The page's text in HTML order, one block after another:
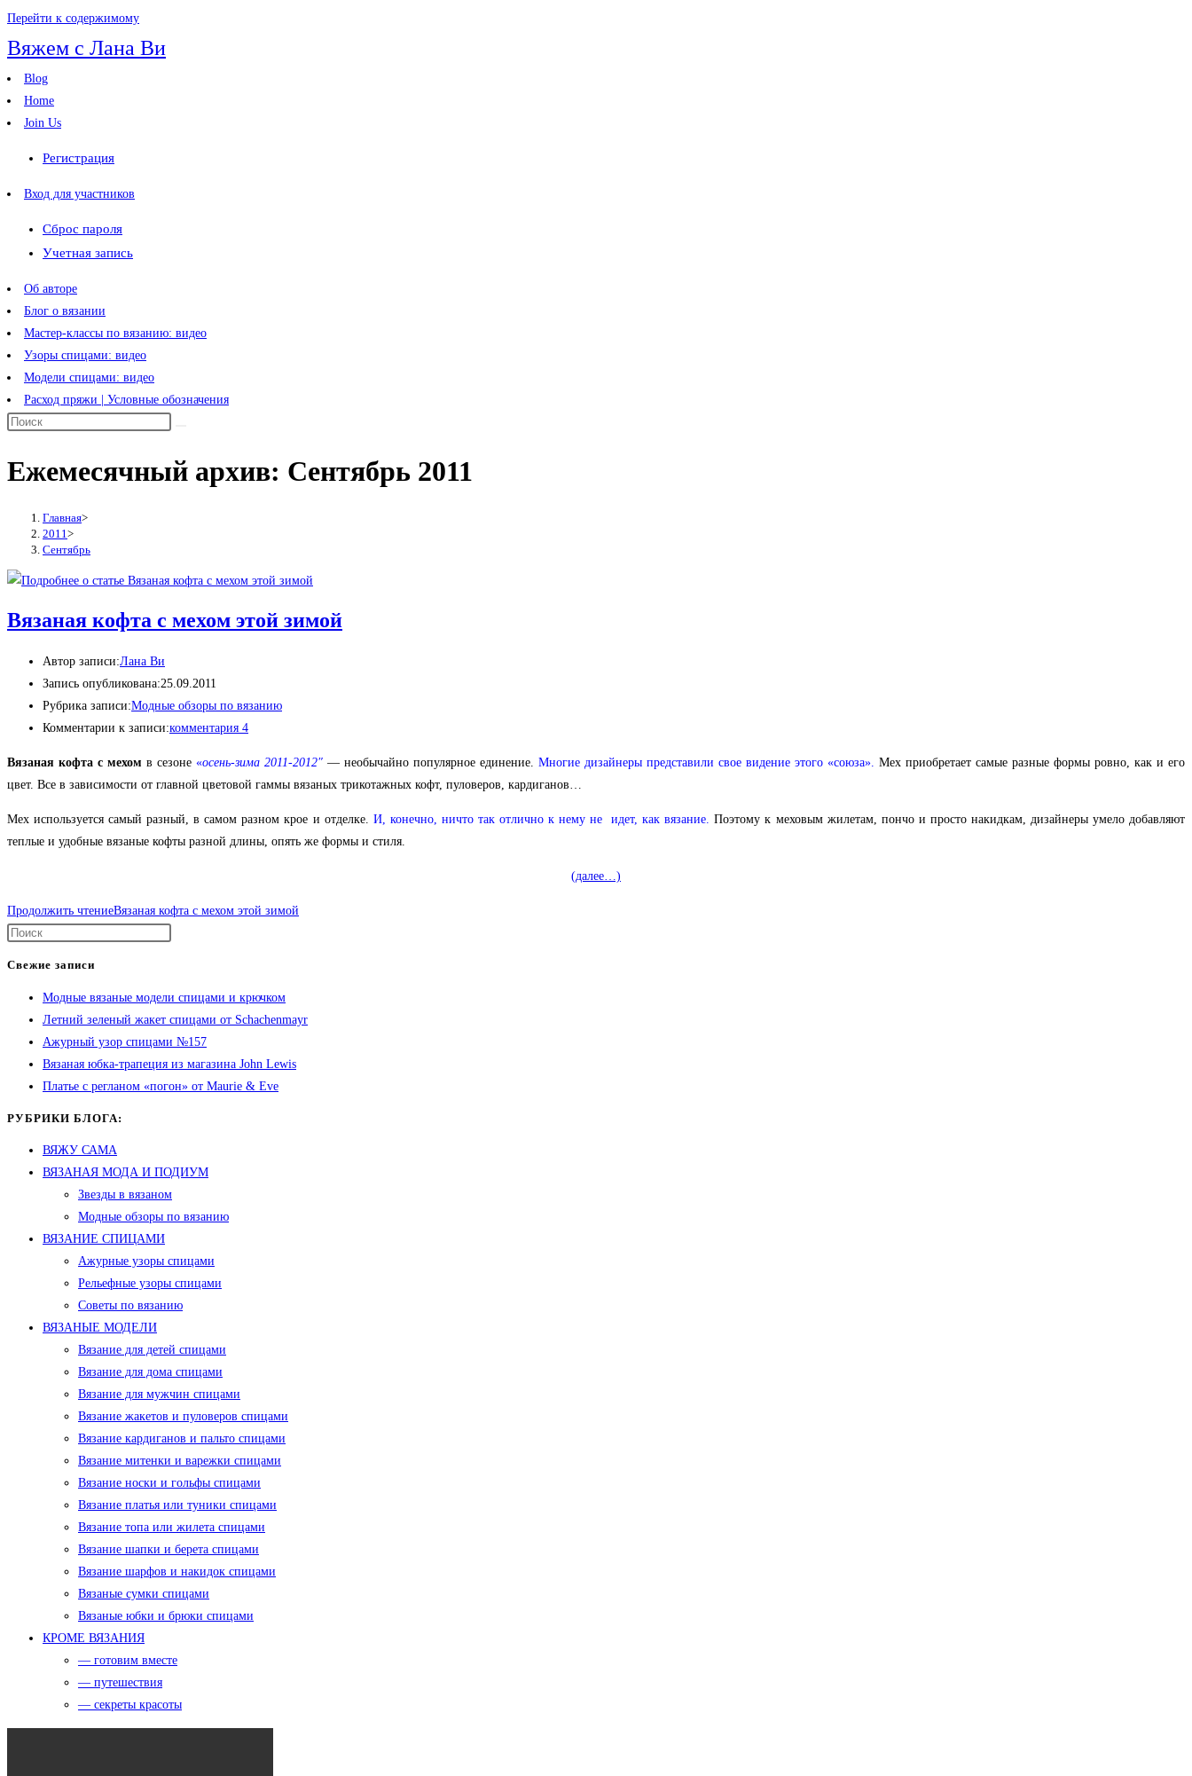
Перейти к содержимому
Вяжем с Лана Ви
Blog
Home
Join Us
Регистрация
Вход для участников
Сброс пароля
Учетная запись
Об авторе
Блог о вязании
Мастер-классы по вязанию: видео
Узоры спицами: видео
Модели спицами: видео
Расход пряжи | Условные обозначения
Ежемесячный архив: Сентябрь 2011
Главная>
2011 >
Сентябрь
Вязаная кофта с мехом этой зимой
Автор записи:Лана Ви
Запись опубликована:25.09.2011
Рубрика записи:Модные обзоры по вязанию
Комментарии к записи:комментария 4
Вязаная кофта с мехом в сезоне «осень-зима 2011-2012″ — необычайно популярное единение. Многие дизайнеры представили свое видение этого «союза». Мех приобретает самые разные формы ровно, как и его
цвет. Все в зависимости от главной цветовой гаммы вязаных трикотажных кофт, пуловеров, кардиганов…
Мех используется самый разный, в самом разном крое и отделке. И, конечно, ничто так отлично к нему не идет, как вязание. Поэтому к меховым жилетам, пончо и просто накидкам, дизайнеры умело добавляют
теплые и удобные вязаные кофты разной длины, опять же формы и стиля.
(далее…)
Продолжить чтениеВязаная кофта с мехом этой зимой
Свежие записи
Модные вязаные модели спицами и крючком
Летний зеленый жакет спицами от Schachenmayr
Ажурный узор спицами №157
Вязаная юбка-трапеция из магазина John Lewis
Платье с регланом «погон» от Maurie & Eve
РУБРИКИ БЛОГА:
ВЯЖУ САМА
ВЯЗАНАЯ МОДА И ПОДИУМ
Звезды в вязаном
Модные обзоры по вязанию
ВЯЗАНИЕ СПИЦАМИ
Ажурные узоры спицами
Рельефные узоры спицами
Советы по вязанию
ВЯЗАНЫЕ МОДЕЛИ
Вязание для детей спицами
Вязание для дома спицами
Вязание для мужчин спицами
Вязание жакетов и пуловеров спицами
Вязание кардиганов и пальто спицами
Вязание митенки и варежки спицами
Вязание носки и гольфы спицами
Вязание платья или туники спицами
Вязание топа или жилета спицами
Вязание шапки и берета спицами
Вязание шарфов и накидок спицами
Вязаные сумки спицами
Вязаные юбки и брюки спицами
КРОМЕ ВЯЗАНИЯ
— готовим вместе
— путешествия
— секреты красоты